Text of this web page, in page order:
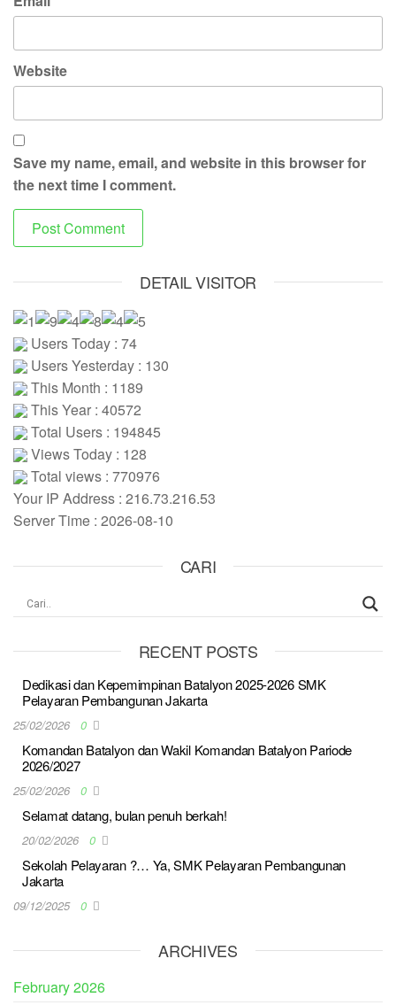
Website
Save my name, email, and website in this browser for
the next time I comment.
DETAIL VISITOR
Users Today : 74
Users Yesterday : 130
This Month : 1189
This Year : 40572
Total Users : 194845
Views Today : 128
Total views : 770976
Your IP Address : 216.73.216.53
Server Time : 2026-08-10
CARI
RECENT POSTS
Dedikasi dan Kepemimpinan Batalyon 2025-2026 SMK
Pelayaran Pembangunan Jakarta
25/02/2026 0
Komandan Batalyon dan Wakil Komandan Batalyon Pariode
2026/2027
25/02/2026 0
Selamat datang, bulan penuh berkah!
20/02/2026 0
Sekolah Pelayaran ?… Ya, SMK Pelayaran Pembangunan
Jakarta
09/12/2025 0
ARCHIVES
February 2026